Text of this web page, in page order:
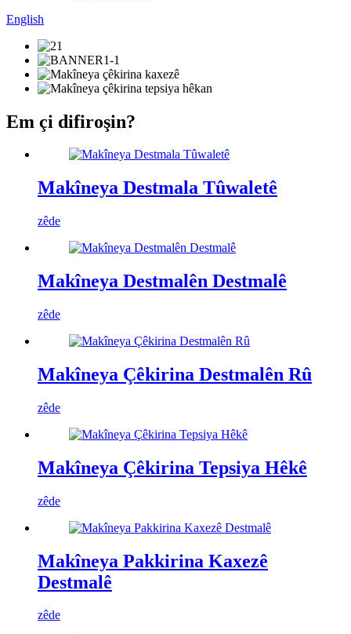
English
Em çi difiroşin?
Makîneya Destmala Tûwaletê
zêde
Makîneya Destmalên Destmalê
zêde
Makîneya Çêkirina Destmalên Rû
zêde
Makîneya Çêkirina Tepsiya Hêkê
zêde
Makîneya Pakkirina Kaxezê
Destmalê
zêde